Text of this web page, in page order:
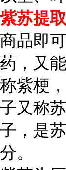
紫苏提
商品即
药，又
称紫梗
子又称
子，是
分。